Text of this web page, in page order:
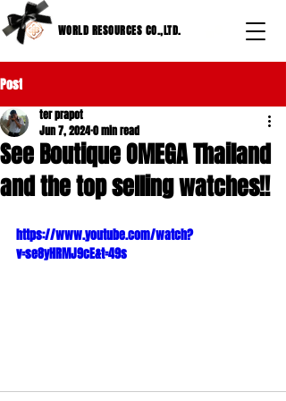
WORLD RESOURCES CO.,LTD.
Post
See Boutique OMEGA Thailand
and the top selling watches!!
ter prapot
Jun 7, 20240 min read
https://www.youtube.com/watch?
v=se8yHRMJ9cE&t=49s